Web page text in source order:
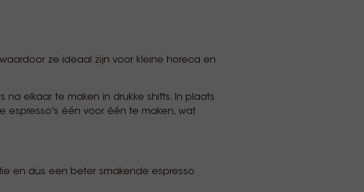
ze ideaal zijn voor kleine horeca en
elkaar te maken in drukke shifts. In plaats
espresso's één voor één te maken, wat
en dus een beter smakende espresso